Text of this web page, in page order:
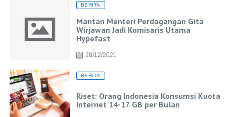
BERITA
Mantan Menteri Perdagangan Gita
Wirjawan Jadi Komisaris Utama
Hypefast
28/12/2021
BERITA
Riset: Orang Indonesia Konsumsi Kuota
Internet 14-17 GB per Bulan